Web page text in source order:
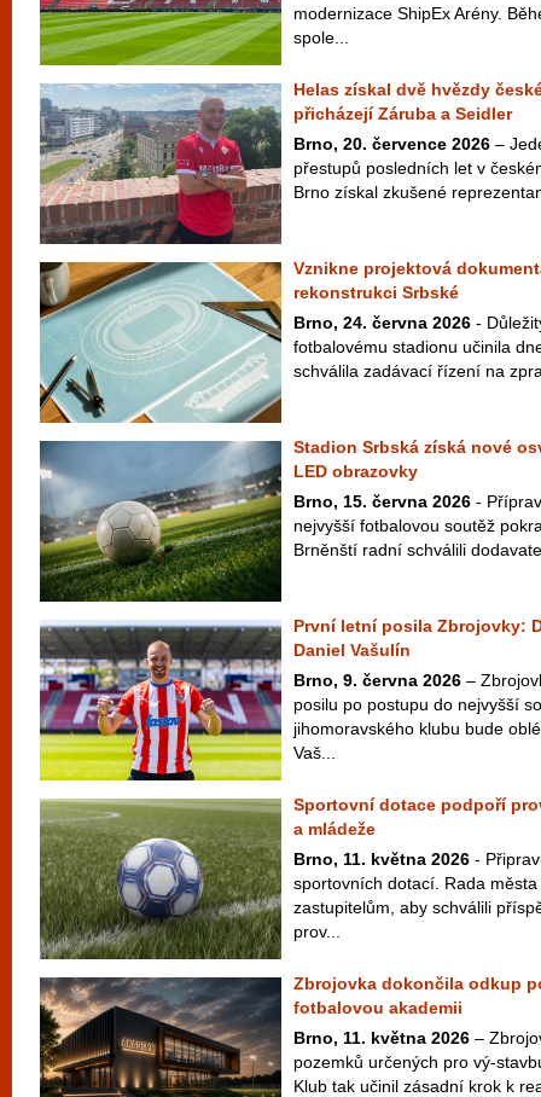
modernizace ShipEx Arény.
spole...
Helas získal dvě hvězdy
přicházejí Záruba a Seidler
Brno, 20. července 2026 –
přestupů posledních let v
Brno získal zkušené
Vznikne projektová
rekonstrukci Srbské
Brno, 24. června 2026 -
fotbalovému stadionu učinila
schválila zadávací řízení na
Stadion Srbská získá nové
LED obrazovky
Brno, 15. června 2026 -
nejvyšší fotbalovou soutěž
Brněnští radní schválili
První letní posila Zbrojovky:
Daniel Vašulín
Brno, 9. června 2026 –
posilu po postupu do nejvyšší
jihomoravského klubu bude
Vaš...
Sportovní dotace podpoří
a mládeže
Brno, 11. května 2026 -
sportovních dotací. Rada
zastupitelům, aby schválili
prov...
Zbrojovka dokončila odkup
fotbalovou akademii
Brno, 11. května 2026 –
pozemků určených pro vý-
Klub tak učinil zásadní krok k